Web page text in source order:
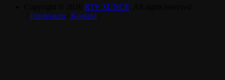
RTV SUNCE
Impressum Kontakt/